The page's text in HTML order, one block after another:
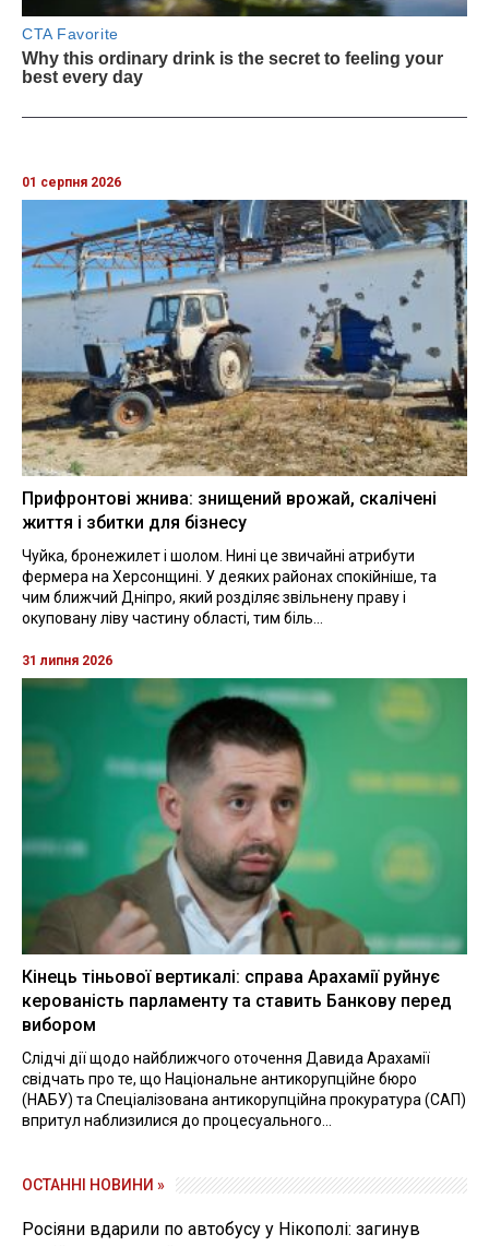
01 серпня 2026
Прифронтові жнива: знищений врожай, скалічені
життя і збитки для бізнесу
Чуйка, бронежилет і шолом. Нині це звичайні атрибути
фермера на Херсонщині. У деяких районах спокійніше, та
чим ближчий Дніпро, який розділяє звільнену праву і
окуповану ліву частину області, тим біль...
31 липня 2026
Кінець тіньової вертикалі: справа Арахамії руйнує
керованість парламенту та ставить Банкову перед
вибором
Слідчі дії щодо найближчого оточення Давида Арахамії
свідчать про те, що Національне антикорупційне бюро
(НАБУ) та Спеціалізована антикорупційна прокуратура (САП)
впритул наблизилися до процесуального...
ОСТАННІ НОВИНИ »
Росіяни вдарили по автобусу у Нікополі: загинув